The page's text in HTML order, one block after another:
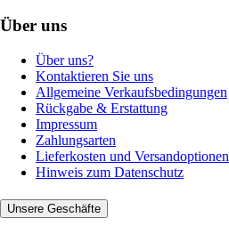
Über uns
Über uns?
Kontaktieren Sie uns
Allgemeine Verkaufsbedingungen
Rückgabe & Erstattung
Impressum
Zahlungsarten
Lieferkosten und Versandoptionen
Hinweis zum Datenschutz
Unsere Geschäfte